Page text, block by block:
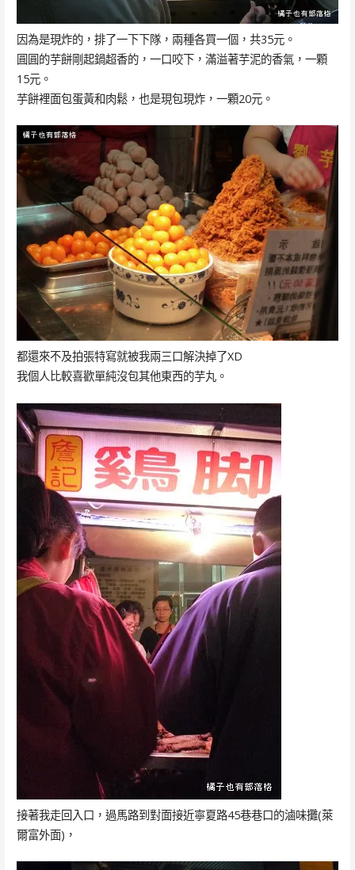
因為是現炸的，排了一下下隊，兩種各買一個，共35元。
圓圓的芋餅剛起鍋超香的，一口咬下，滿溢著芋泥的香氣，一顆
15元。
芋餅裡面包蛋黃和肉鬆，也是現包現炸，一顆20元。
都還來不及拍張特寫就被我兩三口解決掉了XD
我個人比較喜歡單純沒包其他東西的芋丸。
接著我走回入口，過馬路到對面接近寧夏路45巷巷口的滷味攤(萊
爾富外面)，